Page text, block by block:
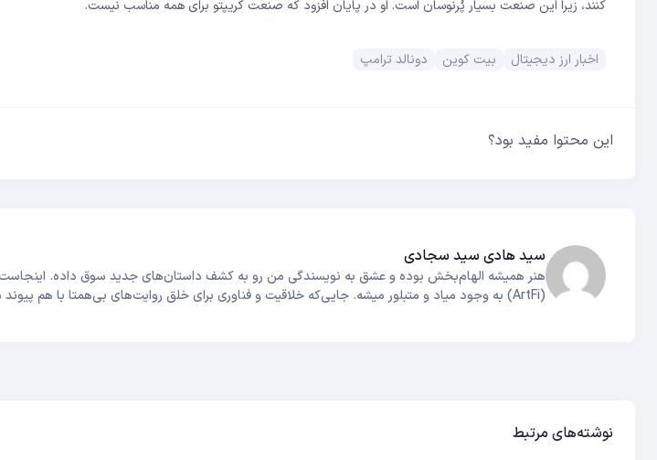
کنند، زیرا این صنعت بسیار پُرنوسان است. او در پایان افزود که صنعت کریپتو برای همه مناسب نیست.
اخبار ارز دیجیتال بیت کوین دونالد ترامپ
این محتوا مفید بود؟
سید هادی سید سجادی
هنر همیشه الهام‌بخش بوده و عشق به نویسندگی من رو به کشف داستان‌های جدید سوق داده. اینجاست
(ArtFi) به وجود میاد و متبلور میشه. جایی‌که خلاقیت و فناوری برای خلق روایت‌های بی‌همتا با هم پیوند می‌خورن.
نوشته‌های مرتبط